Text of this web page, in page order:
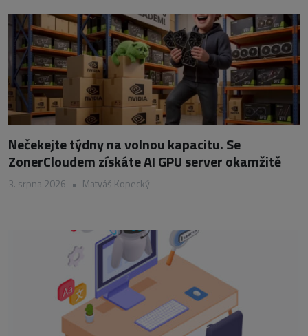
Nečekejte týdny na volnou kapacitu. Se
ZonerCloudem získáte AI GPU server okamžitě
3. srpna 2026 • Matyáš Kopecký